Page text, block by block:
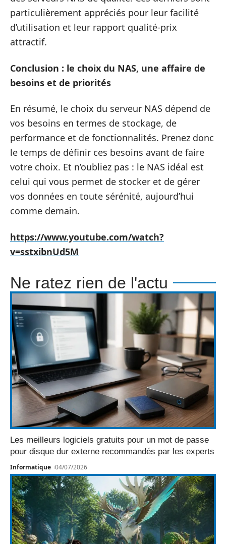
particulièrement appréciés pour leur facilité
d’utilisation et leur rapport qualité-prix
attractif.
Conclusion : le choix du NAS, une affaire de
besoins et de priorités
En résumé, le choix du serveur NAS dépend de
vos besoins en termes de stockage, de
performance et de fonctionnalités. Prenez donc
le temps de définir ces besoins avant de faire
votre choix. Et n’oubliez pas : le NAS idéal est
celui qui vous permet de stocker et de gérer
vos données en toute sérénité, aujourd’hui
comme demain.
https://www.youtube.com/watch?
v=sstxibnUd5M
Ne ratez rien de l'actu
Les meilleurs logiciels gratuits pour un mot de passe
pour disque dur externe recommandés par les experts
Informatique 04/07/2026